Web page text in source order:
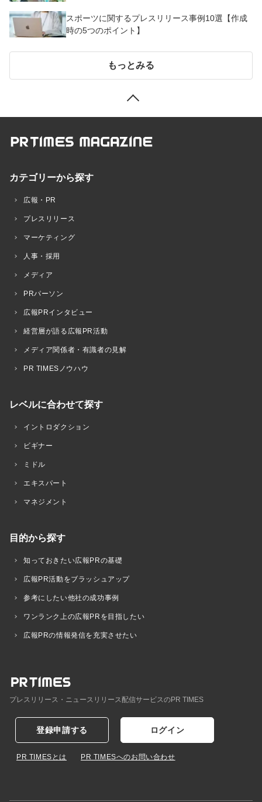
スポーツに関するプレスリリース事例10選【作成
時の5つのポイント】
もっとみる
カテゴリーから探す
広報・PR
プレスリリース
マーケティング
人事・採用
メディア
PRパーソン
広報PRインタビュー
経営層が語る広報PR活動
メディア関係者・有識者の見解
PR TIMESノウハウ
レベルに合わせて探す
イントロダクション
ビギナー
ミドル
エキスパート
マネジメント
目的から探す
知っておきたい広報PRの基礎
広報PR活動をブラッシュアップ
参考にしたい他社の成功事例
ワンランク上の広報PRを目指したい
広報PRの情報発信を充実させたい
プレスリリース・ニュースリリース配信サービスのPR TIMES
登録申請する ログイン
PR TIMESとは PR TIMESへのお問い合わせ